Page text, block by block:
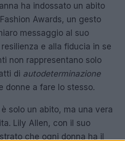
ha indossato un abito
Awards, un gesto
messaggio al suo
e alla fiducia in se
non rappresentano solo
di autodeterminazione
donne a fare lo stesso.
è solo un abito, ma una vera
Lily Allen, con il suo
che ogni donna ha il